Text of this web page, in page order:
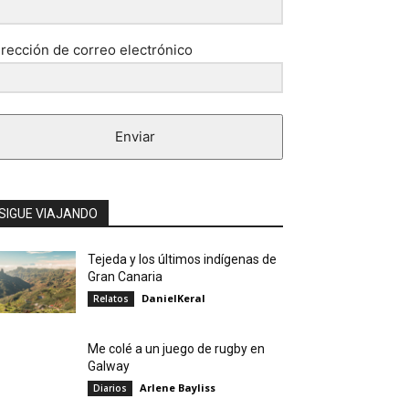
de correo electrónico
Enviar
VIAJANDO
Tejeda y los últimos indígenas de
Gran Canaria
Relatos DanielKeral
Me colé a un juego de rugby en
Galway
Diarios Arlene Bayliss